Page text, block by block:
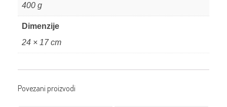
400 g
Dimenzije
24 × 17 cm
Povezani proizvodi